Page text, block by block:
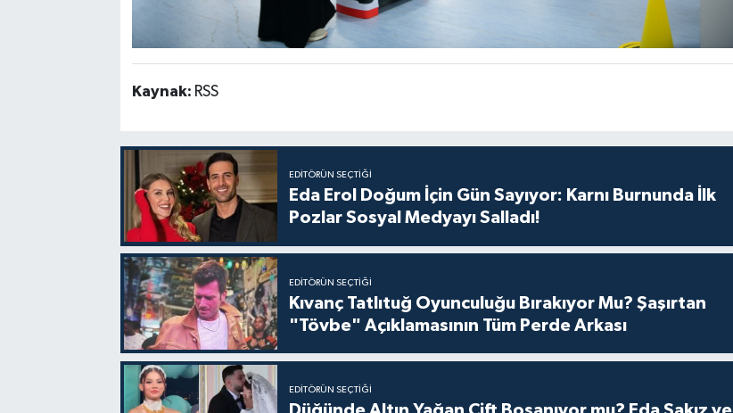
Kaynak: RSS
EDITÖRÜN SEÇTIĞI
Eda Erol Doğum İçin Gün Sayıyor: Karnı Burnunda İlk
Pozlar Sosyal Medyayı Salladı!
EDITÖRÜN SEÇTIĞI
Kıvanç Tatlıtuğ Oyunculuğu Bırakıyor Mu? Şaşırtan
"Tövbe" Açıklamasının Tüm Perde Arkası
EDITÖRÜN SEÇTIĞI